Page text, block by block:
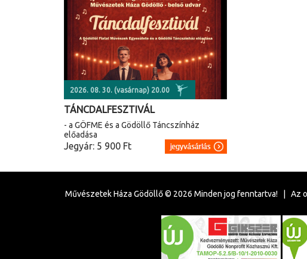
2026. 08. 30. (vasárnap) 20.00
TÁNCDALFESZTIVÁL
- a GÖFME és a Gödöllő Táncszínház
előadása
Jegyár: 5 900 Ft
Művészetek Háza Gödöllő © 2026 Minden jog fenntartva! | Az